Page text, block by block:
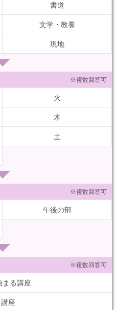
書道
文学・教養
現地
※複数回答可
火
木
土
※複数回答可
午後の部
※複数回答可
まる講座
座